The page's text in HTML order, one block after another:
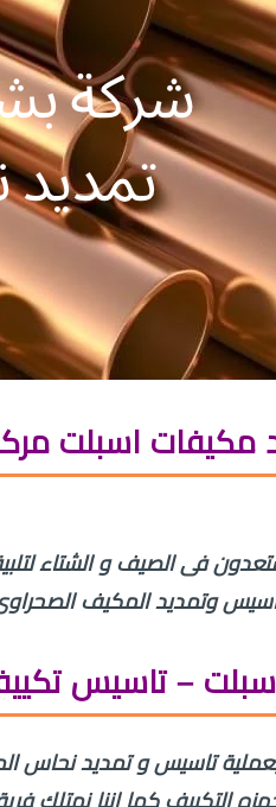
مكيفات اسبلت
فى الصيف و الشتاء
وتمديد المكيف
– تاسيس
تاسيس و تمديد نحاس
التكييف كما اننا